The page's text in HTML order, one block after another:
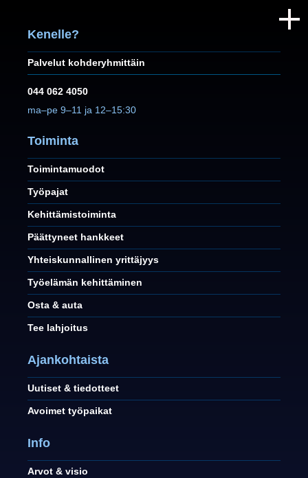
Kenelle?
Palvelut kohderyhmittäin
044 062 4050
ma–pe 9–11 ja 12–15:30
Toiminta
Toimintamuodot
Työpajat
Kehittämistoiminta
Päättyneet hankkeet
Yhteiskunnallinen yrittäjyys
Työelämän kehittäminen
Osta & auta
Tee lahjoitus
Ajankohtaista
Uutiset & tiedotteet
Avoimet työpaikat
Info
Arvot & visio